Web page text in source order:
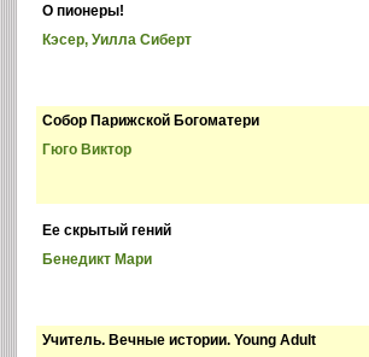
О пионеры!
Кэсер, Уилла Сиберт
Собор Парижской Богоматери
Гюго Виктор
Ее скрытый гений
Бенедикт Мари
Учитель. Вечные истории. Young Adult